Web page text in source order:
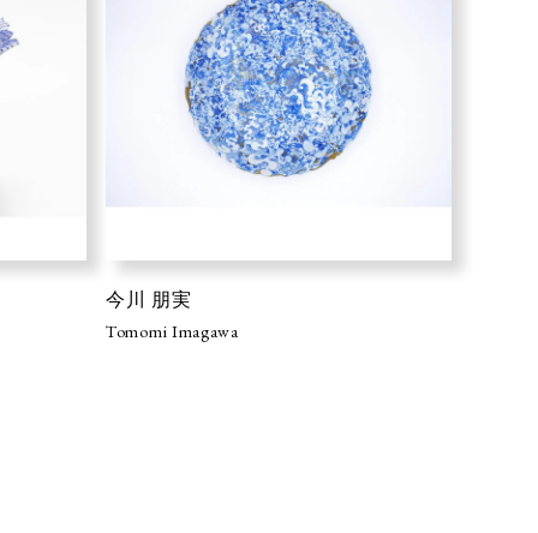
今川 朋実
Tomomi Imagawa